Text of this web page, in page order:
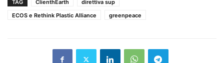
TAG ClienthEarth
direttiva sup
ECOS e Rethink Plastic Alliance
greenpeace